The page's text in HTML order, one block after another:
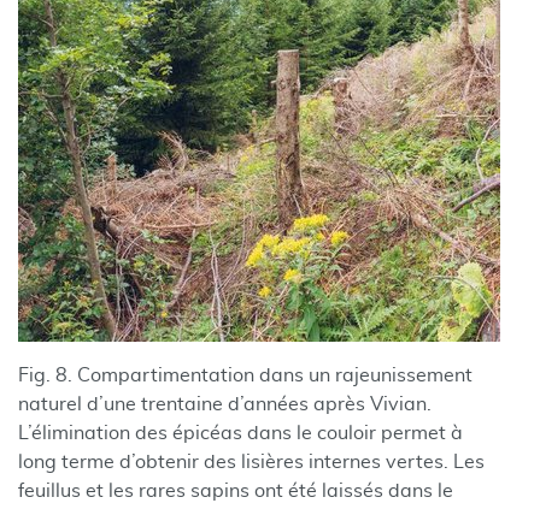
Fig. 8. Compartimentation dans un rajeunissement
naturel d’une trentaine d’années après Vivian.
L’élimination des épicéas dans le couloir permet à
long terme d’obtenir des lisières internes vertes. Les
feuillus et les rares sapins ont été laissés dans le